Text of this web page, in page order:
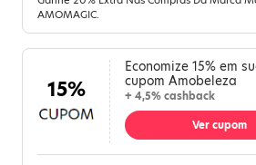
AMOMAGIC.
15%
Economize 15% em
cupom Amobeleza
+ 4,5% cashback
Ver cupom